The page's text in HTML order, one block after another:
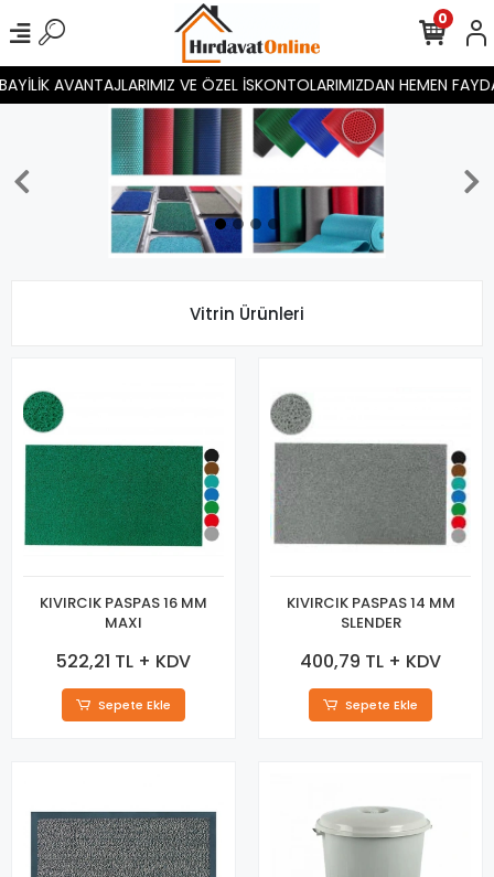
AVANTAJLARIMIZ VE ÖZEL İSKONTOLARIMIZDAN HEMEN
0
Vitrin Ürünleri
KIVIRCIK PASPAS 16 MM
MAXI
522,21 TL + KDV
Sepete Ekle
KIVIRCIK PASPAS 14 MM
SLENDER
400,79 TL + KDV
Sepete Ekle